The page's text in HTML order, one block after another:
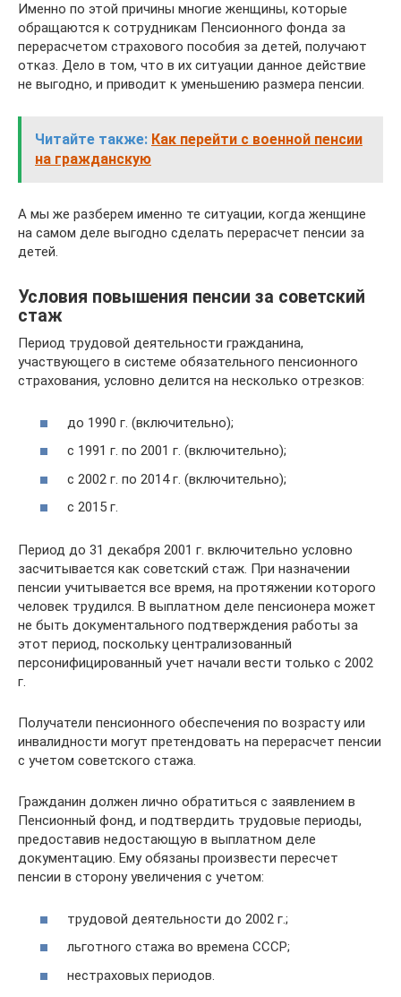
Именно по этой причины многие женщины, которые
обращаются к сотрудникам Пенсионного фонда за
перерасчетом страхового пособия за детей, получают
отказ. Дело в том, что в их ситуации данное действие
не выгодно, и приводит к уменьшению размера пенсии.
Читайте также: Как перейти с военной пенсии
на гражданскую
А мы же разберем именно те ситуации, когда женщине
на самом деле выгодно сделать перерасчет пенсии за
детей.
Условия повышения пенсии за советский
стаж
Период трудовой деятельности гражданина,
участвующего в системе обязательного пенсионного
страхования, условно делится на несколько отрезков:
до 1990 г. (включительно);
с 1991 г. по 2001 г. (включительно);
с 2002 г. по 2014 г. (включительно);
с 2015 г.
Период до 31 декабря 2001 г. включительно условно
засчитывается как советский стаж. При назначении
пенсии учитывается все время, на протяжении которого
человек трудился. В выплатном деле пенсионера может
не быть документального подтверждения работы за
этот период, поскольку централизованный
персонифицированный учет начали вести только с 2002
г.
Получатели пенсионного обеспечения по возрасту или
инвалидности могут претендовать на перерасчет пенсии
с учетом советского стажа.
Гражданин должен лично обратиться с заявлением в
Пенсионный фонд, и подтвердить трудовые периоды,
предоставив недостающую в выплатном деле
документацию. Ему обязаны произвести пересчет
пенсии в сторону увеличения с учетом:
трудовой деятельности до 2002 г.;
льготного стажа во времена СССР;
нестраховых периодов.